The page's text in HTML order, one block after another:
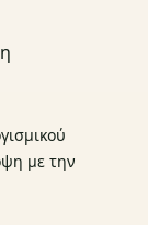
με την